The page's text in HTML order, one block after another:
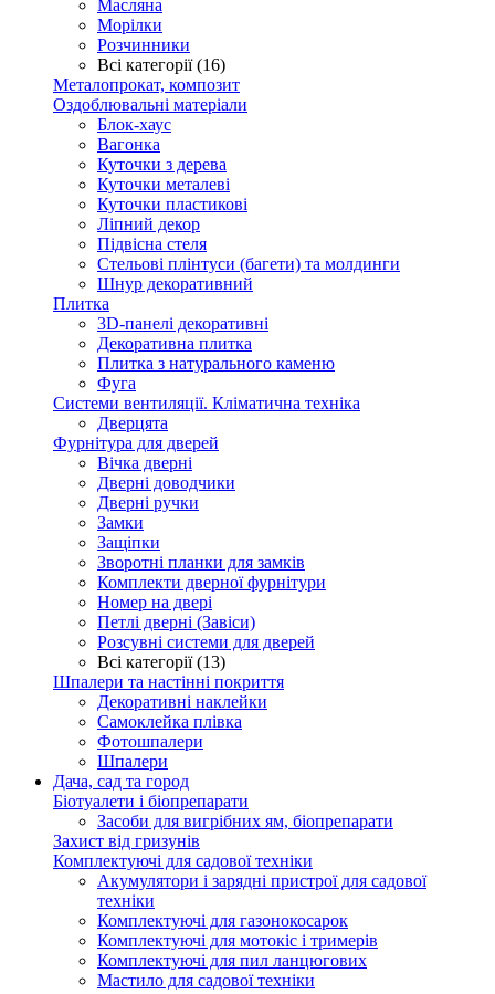
Масляна
Морілки
Розчинники
Всі категорії (16)
Металопрокат, композит
Оздоблювальні матеріали
Блок-хаус
Вагонка
Куточки з дерева
Куточки металеві
Куточки пластикові
Ліпний декор
Підвісна стеля
Стельові плінтуси (багети) та молдинги
Шнур декоративний
Плитка
3D-панелі декоративні
Декоративна плитка
Плитка з натурального каменю
Фуга
Системи вентиляції. Кліматична техніка
Дверцята
Фурнітура для дверей
Вічка дверні
Дверні доводчики
Дверні ручки
Замки
Защіпки
Зворотні планки для замків
Комплекти дверної фурнітури
Номер на двері
Петлі дверні (Завіси)
Розсувні системи для дверей
Всі категорії (13)
Шпалери та настінні покриття
Декоративні наклейки
Самоклейка плівка
Фотошпалери
Шпалери
Дача, сад та город
Біотуалети і біопрепарати
Засоби для вигрібних ям, біопрепарати
Захист від гризунів
Комплектуючі для садової техніки
Акумулятори і зарядні пристрої для садової
техніки
Комплектуючі для газонокосарок
Комплектуючі для мотокіс і тримерів
Комплектуючі для пил ланцюгових
Мастило для садової техніки